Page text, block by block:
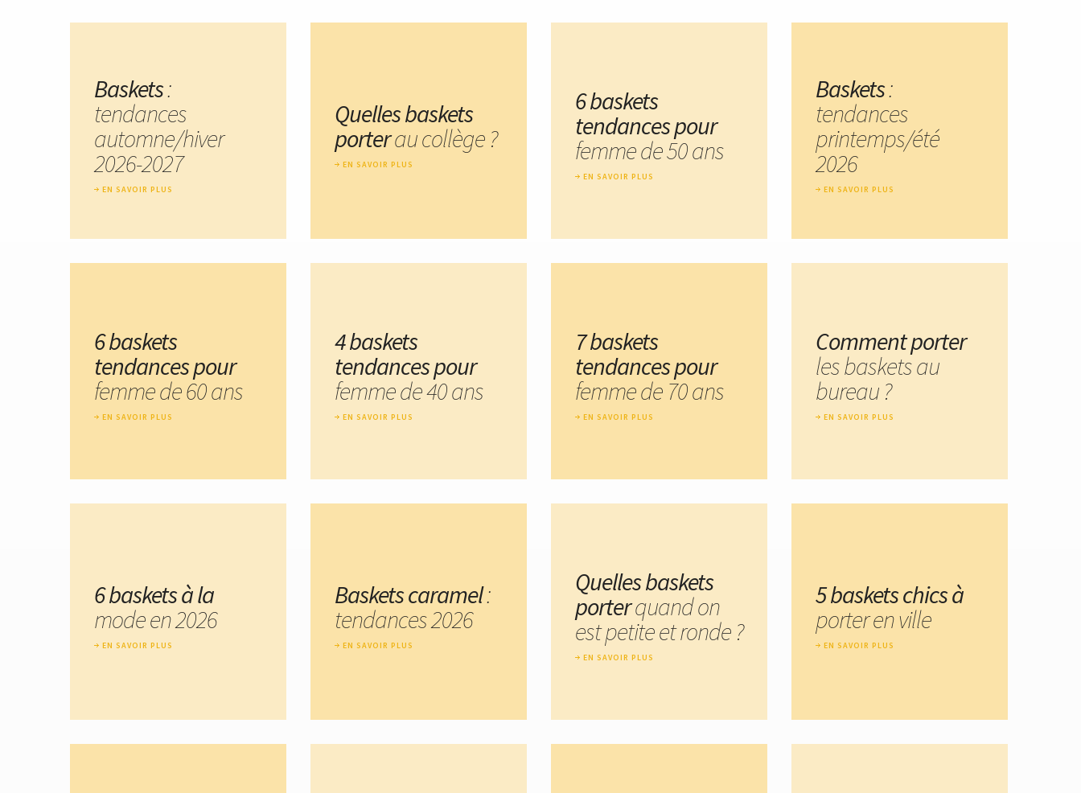
Baskets:
tendances
automne/hiver
2026-2027
EN SAVOIR PLUS
Quelles baskets
porterau collège ?
EN SAVOIR PLUS
6 baskets
tendances pour
femme de 50 ans
EN SAVOIR PLUS
Baskets:
tendances
printemps/été
2026
EN SAVOIR PLUS
6 baskets
tendances pour
femme de 60 ans
EN SAVOIR PLUS
4 baskets
tendances pour
femme de 40 ans
EN SAVOIR PLUS
7 baskets
tendances pour
femme de 70 ans
EN SAVOIR PLUS
Comment porter
les baskets au
bureau ?
EN SAVOIR PLUS
6 baskets à la
mode en 2026
EN SAVOIR PLUS
Baskets caramel:
tendances 2026
EN SAVOIR PLUS
Quelles baskets
porterquand on
est petite et ronde ?
EN SAVOIR PLUS
5 baskets chics à
porter en ville
EN SAVOIR PLUS